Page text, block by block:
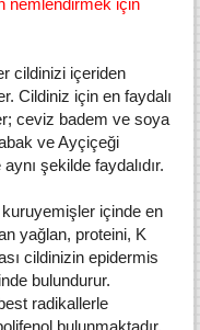
nemlendirmek için
cildinizi içeriden
Cildiniz için en faydalı
ceviz badem ve soya
ve Ayçiçeği
şekilde faydalıdır.
içinde en
yağlan, proteini, K
cildinizin epidermis
bulundurur.
radikallerle
bulunmaktadır.